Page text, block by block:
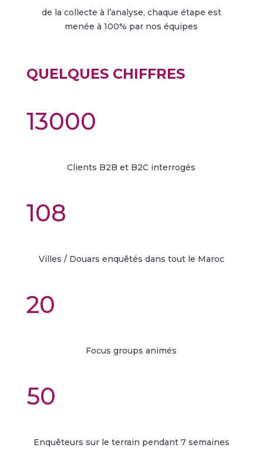
de la collecte à l’analyse, chaque étape est
menée à 100% par nos équipes
QUELQUES CHIFFRES
13000
Clients B2B et B2C interrogés
108
Villes / Douars enquêtés dans tout le Maroc
20
Focus groups animés
50
Enquêteurs sur le terrain pendant 7 semaines